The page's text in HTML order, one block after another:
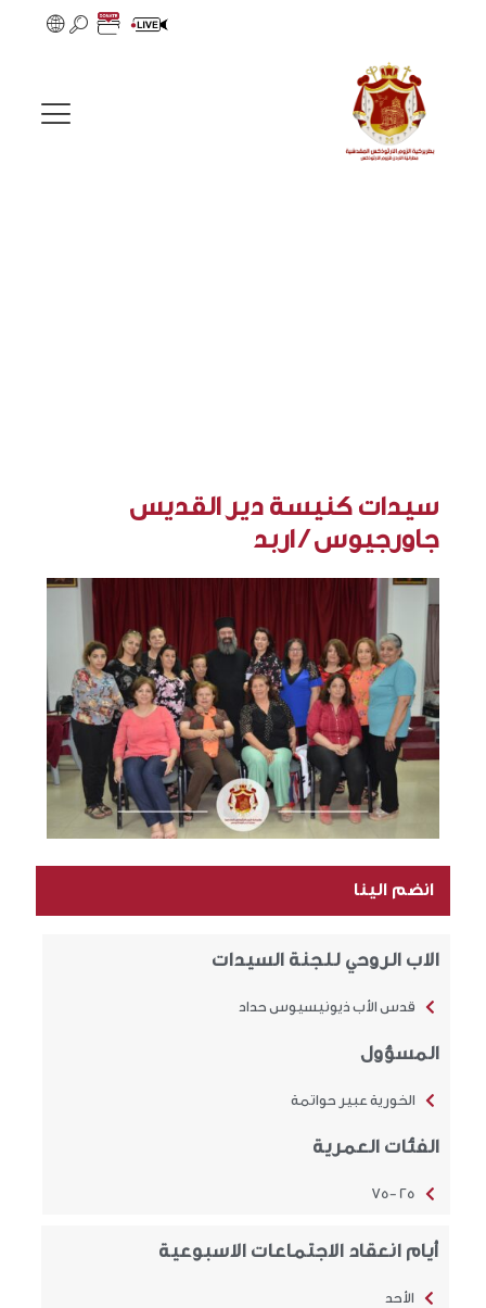
سيدات كنيسة دير القديس
جاورجيوس / اربد
انضم الينا
الاب الروحي للجنة السيدات
قدس الأب ذيونيسيوس حداد
المسؤول
الخورية عبير حواتمة
الفئات العمرية
25 -75
أيام انعقاد الاجتماعات الاسبوعية
الأحد